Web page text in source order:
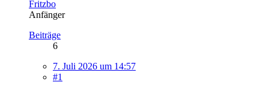
Fritzbo
Anfänger
Beiträge
6
7. Juli 2026 um 14:57
#1